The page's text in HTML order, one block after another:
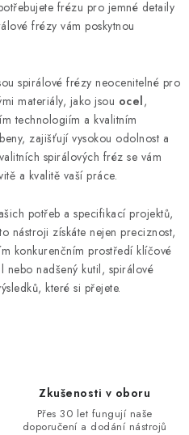
frézu pro jemné detaily
frézy vám poskytnou
spirálové frézy neocenitelné pro
materiály, jako jsou ocel,
technologiím a kvalitním
zajišťují vysokou odolnost a
spirálových fréz se vám
a kvalitě vaší práce.
potřeb a specifikací projektů,
nástroji získáte nejen preciznost,
konkurenčním prostředí klíčové
nebo nadšený kutil, spirálové
které si přejete.
Zkušenosti v oboru
Přes 30 let fungují naše
doporučení a dodání nástrojů